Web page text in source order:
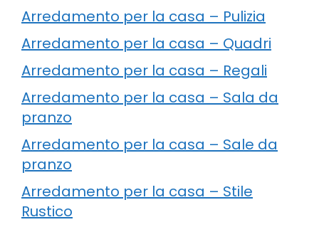
Arredamento per la casa – Pulizia
Arredamento per la casa – Quadri
Arredamento per la casa – Regali
Arredamento per la casa – Sala da
pranzo
Arredamento per la casa – Sale da
pranzo
Arredamento per la casa – Stile
Rustico